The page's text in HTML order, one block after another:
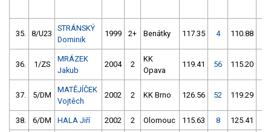
35. 8/U23
STRÁNSKÝ
Dominik
1999 2+ Benátky 117.35 4 110.88
36. 1/ZS
MRÁZEK
Jakub
2004 2
KK
Opava
119.41 56 115.20
37. 5/DM
MATĚJÍČEK
Vojtěch
2002 2 KK Brno 126.56 52 119.29
38. 6/DM HALA Jiří 2002 2 Olomouc 115.63 8 125.41